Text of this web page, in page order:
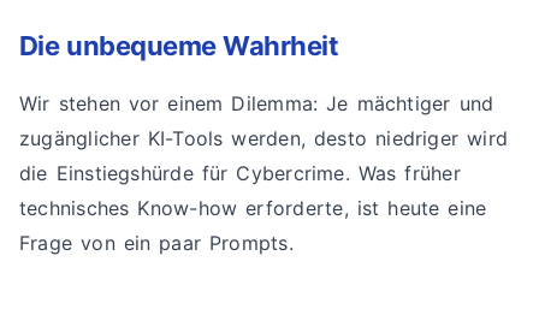
Die unbequeme Wahrheit
Wir stehen vor einem Dilemma: Je mächtiger und
zugänglicher KI-Tools werden, desto niedriger wird
die Einstiegshürde für Cybercrime. Was früher
technisches Know-how erforderte, ist heute eine
Frage von ein paar Prompts.